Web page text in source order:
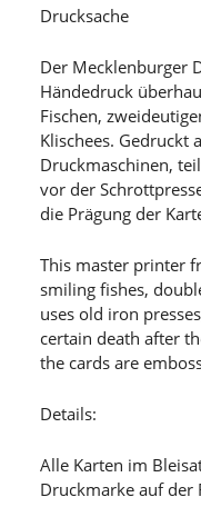
Drucksache
Der Mecklenburger
Händedruck
Fischen,
Klischees. Gedruckt
Druckmaschinen,
vor der
die Prägung der
This master printer
smiling fishes,
uses old iron
certain death after
the cards are
Details:
Alle Karten im
Druckmarke auf der